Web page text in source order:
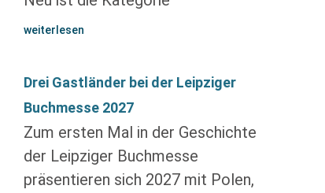
weiterlesen
Drei Gastländer bei der Leipziger
Buchmesse 2027
Zum ersten Mal in der Geschichte
der Leipziger Buchmesse
präsentieren sich 2027 mit Polen,